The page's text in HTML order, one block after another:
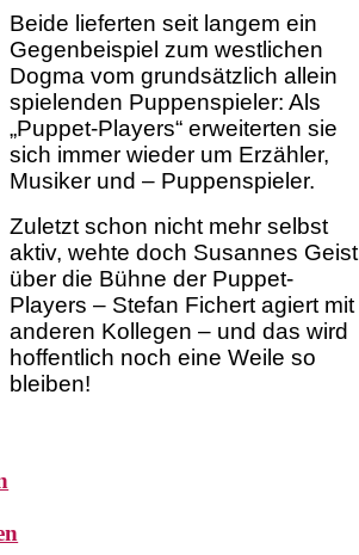
Beide lieferten seit langem ein
Gegenbeispiel zum westlichen
Dogma vom grundsätzlich allein
spielenden Puppenspieler: Als
„Puppet-Players“ erweiterten sie
sich immer wieder um Erzähler,
Musiker und – Puppenspieler.
Zuletzt schon nicht mehr selbst
aktiv, wehte doch Susannes Geist
über die Bühne der Puppet-
Players – Stefan Fichert agiert mit
anderen Kollegen – und das wird
hoffentlich noch eine Weile so
bleiben!